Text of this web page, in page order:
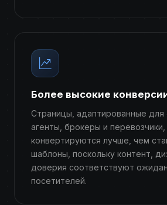
Более высокие
Страницы, адаптированные для
агенты, брокеры и перевозчики,
конвертируются лучше, чем
шаблоны, поскольку контент,
доверия соответствуют
посетителей.